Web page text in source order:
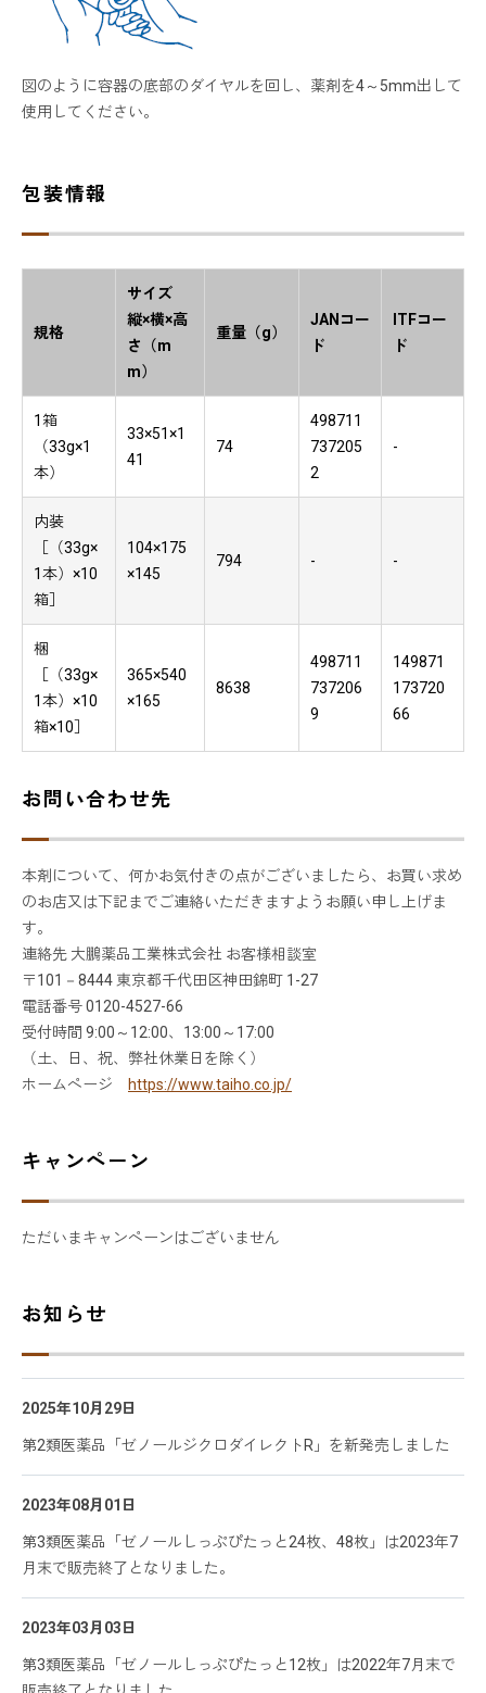
図のように容器の底部のダイヤルを回し、薬剤を4～5mm出して
使用してください。
包装情報
規格
サイズ
縦×横×高
さ（m
m）
重量（g）
JANコー
ド
ITFコー
ド
1箱
（33g×1
本）
33×51×1
41
74
498711
737205
2
-
内装
［（33g×
1本）×10
箱］
104×175
×145
794 - -
梱
［（33g×
1本）×10
箱×10］
365×540
×165
8638
498711
737206
9
149871
173720
66
お問い合わせ先
本剤について、何かお気付きの点がございましたら、お買い求め
のお店又は下記までご連絡いただきますようお願い申し上げま
す。
連絡先 大鵬薬品工業株式会社 お客様相談室
〒101－8444 東京都千代田区神田錦町 1-27
電話番号 0120-4527-66
受付時間 9:00～12:00、13:00～17:00
（土、日、祝、弊社休業日を除く）
ホームページ
https://www.taiho.co.jp/
キャンペーン
ただいまキャンペーンはございません
お知らせ
2025年10月29日
第2類医薬品「ゼノールジクロダイレクトR」を新発売しました
2023年08月01日
第3類医薬品「ゼノールしっぷぴたっと24枚、48枚」は2023年7
月末で販売終了となりました。
2023年03月03日
第3類医薬品「ゼノールしっぷぴたっと12枚」は2022年7月末で